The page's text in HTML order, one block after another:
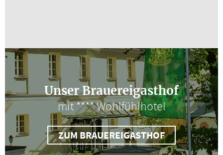
Unser Brauereigasthof
mit **** Wohlfühlhotel
ZUM BRAUEREIGASTHOF